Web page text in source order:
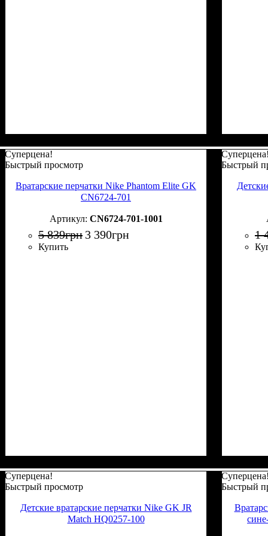
Суперцена!
Быстрый просмотр
Вратарские перчатки Nike Phantom Elite GK
CN6724-701
CN6724-701-1001
5 839грн 3 390грн
Купить
Быстрый
1
Суперцена!
Быстрый просмотр
Детские вратарские перчатки Nike GK JR
Match HQ0257-100
Быстрый